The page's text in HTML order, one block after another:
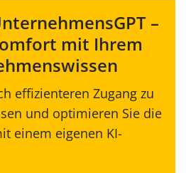
–
mit Ihrem
effizienteren Zugang zu
und optimieren Sie die
einem eigenen KI-